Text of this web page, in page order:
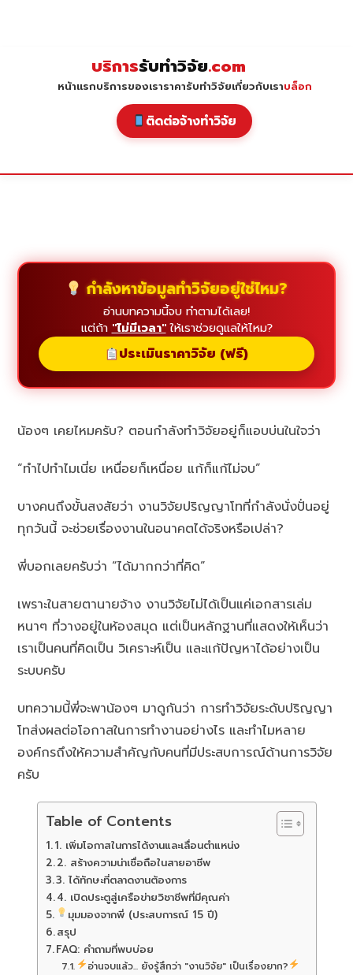
บริการรับทำวิจัย.com
หน้าแรกบริการของเราราคารับทำวิจัยเกี่ยวกับเราบล็อก
ติดต่อจ้างทำวิจัย
กำลังหาข้อมูลทำวิจัยอยู่ใช่ไหม?
อ่านบทความนี้จบ ทำตามได้เลย!
แต่ถ้า "ไม่มีเวลา"ให้เราช่วยดูแลให้ไหม?
ประเมินราคาวิจัย (ฟรี)
น้องๆ เคยไหมครับ? ตอนกำลังทำวิจัยอยู่ก็แอบบ่นในใจว่า
“ทำไปทำไมเนี่ย เหนื่อยก็เหนื่อย แก้ก็แก้ไม่จบ”
บางคนถึงขั้นสงสัยว่า งานวิจัยปริญญาโทที่กำลังนั่งปั่นอยู่
ทุกวันนี้ จะช่วยเรื่องงานในอนาคตได้จริงหรือเปล่า?
พี่บอกเลยครับว่า “ได้มากกว่าที่คิด”
เพราะในสายตานายจ้าง งานวิจัยไม่ได้เป็นแค่เอกสารเล่ม
หนาๆ ที่วางอยู่ในห้องสมุด แต่เป็นหลักฐานที่แสดงให้เห็นว่า
เราเป็นคนที่คิดเป็น วิเคราะห์เป็น และแก้ปัญหาได้อย่างเป็น
ระบบครับ
บทความนี้พี่จะพาน้องๆ มาดูกันว่า การทำวิจัยระดับปริญญา
โทส่งผลต่อโอกาสในการทำงานอย่างไร และทำไมหลาย
องค์กรถึงให้ความสำคัญกับคนที่มีประสบการณ์ด้านการวิจัย
ครับ
Table of Contents
1. เพิ่มโอกาสในการได้งานและเลื่อนตำแหน่ง
2. สร้างความน่าเชื่อถือในสายอาชีพ
3. ได้ทักษะที่ตลาดงานต้องการ
4. เปิดประตูสู่เครือข่ายวิชาชีพที่มีคุณค่า
มุมมองจากพี่ (ประสบการณ์ 15 ปี)
สรุป
FAQ: คำถามที่พบบ่อย
อ่านจบแล้ว... ยังรู้สึกว่า "งานวิจัย" เป็นเรื่องยาก?